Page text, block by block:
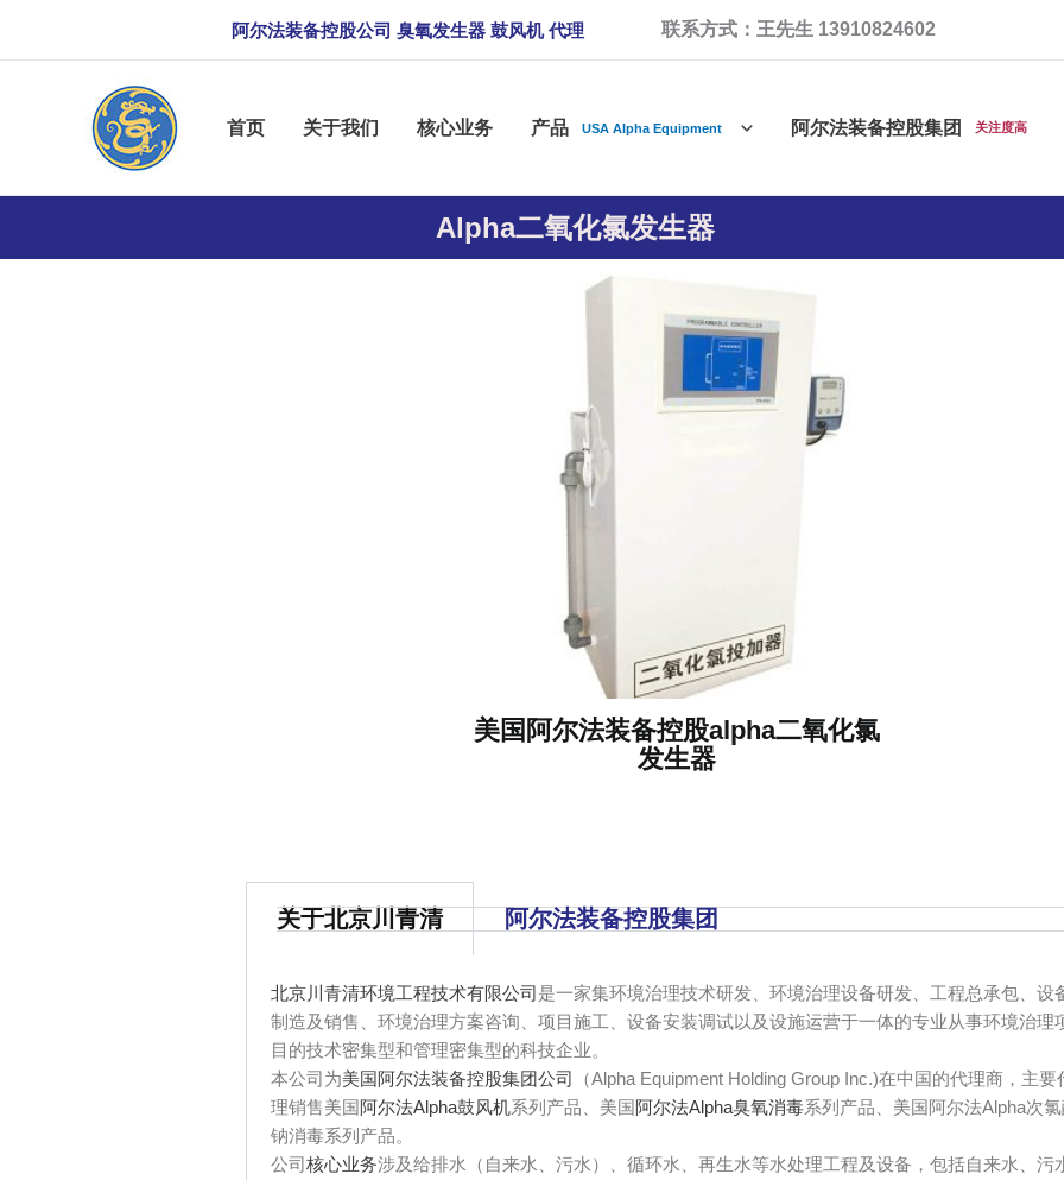
阿尔法装备控股公司 臭氧发生器 鼓风机 代理 联系方式：王先生 13910824602
首页 关于我们 核心业务 产品 USA Alpha Equipment 阿尔法装备控股集团 关注度高
Alpha二氧化氯发生器
美国阿尔法装备控股alpha二氧化氯
发生器
关于北京川青清 阿尔法装备控股集团
北京川青清环境工程技术有限公司是一家集环境治理技术研发、环境治理设备研发、工程总承包、设
制造及销售、环境治理方案咨询、项目施工、设备安装调试以及设施运营于一体的专业从事环境治理
目的技术密集型和管理密集型的科技企业。
本公司为美国阿尔法装备控股集团公司 （Alpha Equipment Holding Group Inc.)在中国的代理商，主要
理销售美国 阿尔法Alpha鼓风机系列产品、美国 阿尔法Alpha臭氧消毒系列产品、美国阿尔法Alpha次
钠消毒系列产品。
公司 核心业务涉及给排水（自来水、污水）、循环水、再生水等水处理工程及设备，包括自来水、污